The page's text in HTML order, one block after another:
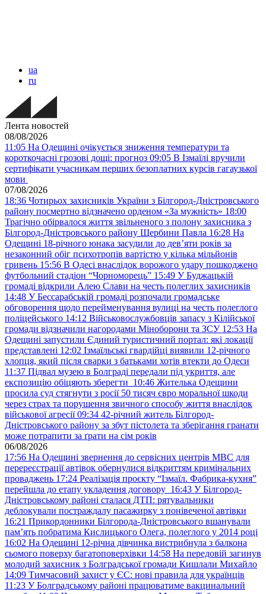
ua
ru
Лента новостей
08/08/2026
11:05 На Одещині очікується зниження температури та
короткочасні грозові дощі: прогноз 09:05 В Ізмаїлі вручили
сертифікати учасникам перших безоплатних курсів гагаузької
мови
07/08/2026
18:36 Чотирьох захисників України з Білгород-Дністровського
району посмертно відзначено орденом «За мужність» 18:00
Трагічно обірвалося життя звільненого з полону захисника з
Білгород-Дністровського району Щербини Павла 16:28 На
Одещині 18-річного юнака засудили до дев’яти років за
незаконний обіг психотропів вартістю у кілька мільйонів
гривень 15:56 В Одесі внаслідок ворожого удару пошкоджено
футбольний стадіон “Чорноморець” 15:49 У Буджацькій
громаді відкрили Алею Слави на честь полеглих захисників
14:48 У Бессарабській громаді розпочали громадське
обговорення щодо перейменування вулиці на честь полеглого
поліцейського 14:12 Військовослужбовців запасу з Кілійської
громади відзначили нагородами Міноборони та ЗСУ 12:53 На
Одещині запустили Єдиний туристичний портал: які локації
представлені 12:02 Ізмаїльські гвардійці виявили 12-річного
хлопця, який після сварки з батьками хотів втекти до Одеси
11:37 Підвал музею в Болграді передали під укриття, але
експозицію обіцяють зберегти 10:46 Жителька Одещини
просила суд стягнути з росії 50 тисяч євро моральної шкоди
через страх та порушення звичного способу життя внаслідок
військової агресії 09:34 42-річний житель Білгород-
Дністровського району за збут пістолета та зберігання гранати
може потрапити за ґрати на сім років
06/08/2026
17:56 На Одещині звернення до сервісних центрів МВС для
перереєстрації автівок обернулися відкриттям кримінальних
проваджень 17:24 Реалізація проєкту “Ізмаїл. Фабрика-кухня”
перейшла до етапу укладення договору 16:43 У Білгород-
Дністровському районі сталася ДТП: рятувальники
деблокували постраждалу пасажирку з понівеченої автівки
16:21 Прикордонники Білгорода-Дністровського вшанували
пам’ять побратима Кислицького Олега, полеглого у 2014 році
16:02 На Одещині 12-річна дівчинка вистрибнула з балкона
сьомого поверху багатоповерхівки 14:58 На передовій загинув
молодий захисник з Болградської громади Кишлали Михайло
14:09 Тимчасовий захист у ЄС: нові правила для українців
11:23 У Болградському районі працюватиме вакцинальний